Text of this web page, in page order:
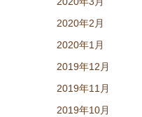
2020年2月
2020年1月
2019年12月
2019年11月
2019年10月